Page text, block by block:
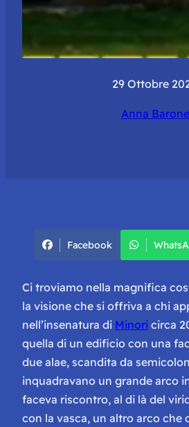
29 Ottobre
Anna Barone
Facebook
Ci troviamo nella magnifica
la visione che si offriva a chi
nell’insenatura di Minori circa
quella di un edificio con una
due alae, scandita da
inquadravano un grande arco
faceva riscontro, al di là del
con la vasca, un altro arco che